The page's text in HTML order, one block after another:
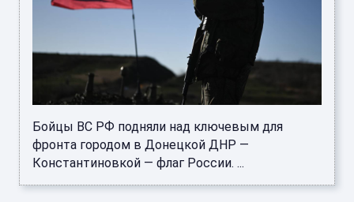
Бойцы ВС РФ подняли над ключевым для
фронта городом в Донецкой ДНР —
Константиновкой — флаг России. ...